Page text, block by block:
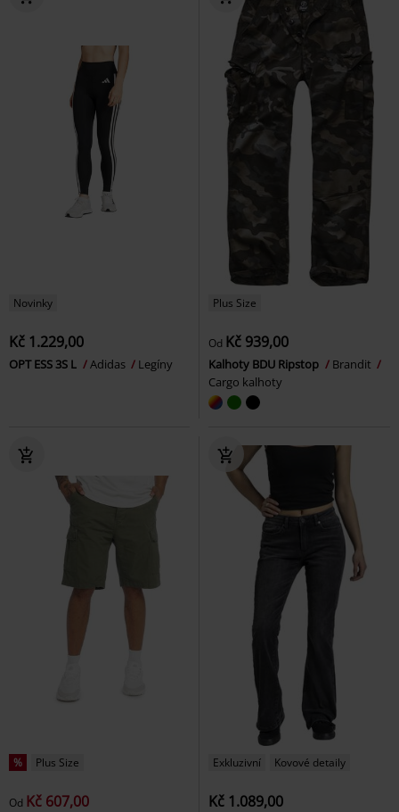
Novinky
Kč 1.229,00
OPT ESS 3S L Adidas Legíny
Plus Size
Od Kč 939,00
Kalhoty BDU Ripstop
Brandit
Cargo kalhoty
% Plus Size
Od Kč 607,00
Exkluzivní Kovové detaily
Kč 1.089,00